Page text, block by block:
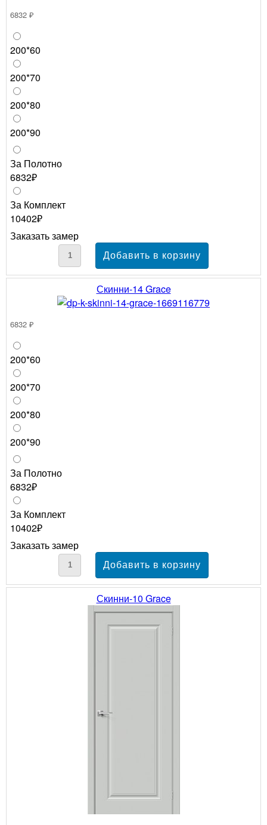
6832 ₽
200*60
200*70
200*80
200*90
За Полотно
6832₽
За Комплект
10402₽
Заказать замер
Скинни-14 Grace
6832 ₽
200*60
200*70
200*80
200*90
За Полотно
6832₽
За Комплект
10402₽
Заказать замер
Скинни-10 Grace